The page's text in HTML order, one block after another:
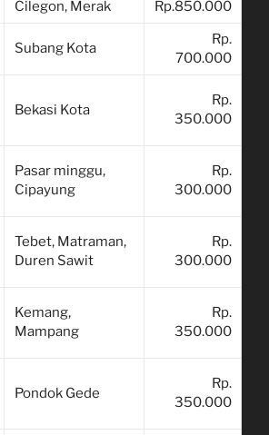
Cilegon, Merak Rp.850.000
Subang Kota
Rp.
700.000
Bekasi Kota
Rp.
350.000
Pasar minggu,
Cipayung
Rp.
300.000
Tebet, Matraman,
Duren Sawit
Rp.
300.000
Kemang,
Mampang
Rp.
350.000
Pondok Gede
Rp.
350.000